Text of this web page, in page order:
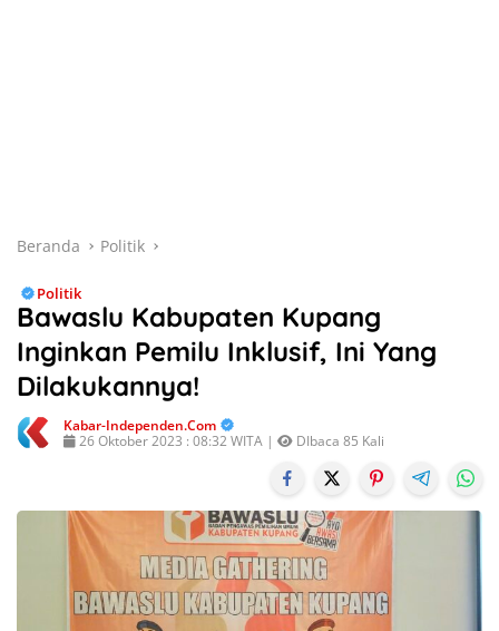
Beranda Politik
Politik
Bawaslu Kabupaten Kupang
Inginkan Pemilu Inklusif, Ini Yang
Dilakukannya!
Kabar-Independen.com
26 Oktober 2023 : 08:32 WITA |
DIbaca 85 Kali